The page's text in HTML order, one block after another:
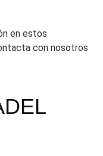
en estos
con nosotros